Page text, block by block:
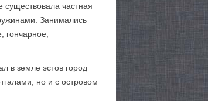
частная
Занимались
гончарное,
в земле эстов город
но и с островом